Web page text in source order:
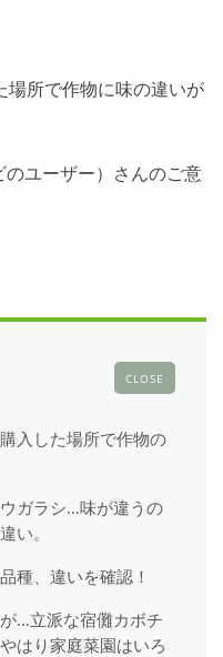
場所で作物に味の違いが
ユーザー）さんのご意
CLOSE
入した場所で作物の
ガラシ…味が違うの
い。
種、違いを確認！
…立派な宿儺カボチ
はり家庭菜園はいろ